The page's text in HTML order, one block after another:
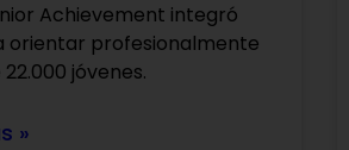
Achievement integró
orientar profesionalmente
jóvenes.
»